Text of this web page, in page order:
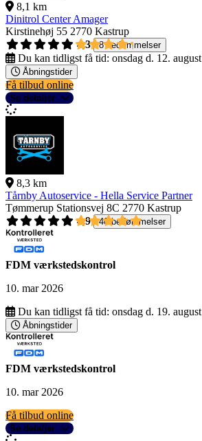
8,1 km
Dinitrol Center Amager
Kirstinehøj 55 2770 Kastrup
4,3
8 bedømmelser
Du kan tidligst få tid: onsdag d. 12. august
Åbningstider
Få tilbud online
Se detaljer
8,3 km
Tårnby Autoservice - Hella Service Partner
Tømmerup Stationsvej 8C 2770 Kastrup
4,9
40 bedømmelser
FDM værkstedskontrol
10. mar 2026
Du kan tidligst få tid: onsdag d. 19. august
Åbningstider
FDM værkstedskontrol
10. mar 2026
Få tilbud online
Se detaljer